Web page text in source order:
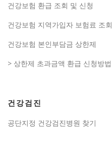
건강보험 환급 조회 및 신청
건강보험 지역가입자 보험료 조회
건강보험 본인부담금 상한제
> 상한제 초과금액 환급 신청방법
건강검진
공단지정 건강검진병원 찾기